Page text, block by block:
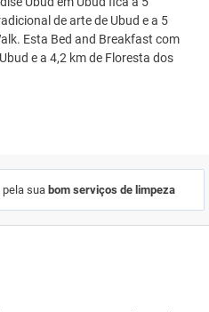
de arte de Ubud e a 5
Esta Bed and Breakfast com
e a 4,2 km de Floresta dos
sua bom serviços de limpeza